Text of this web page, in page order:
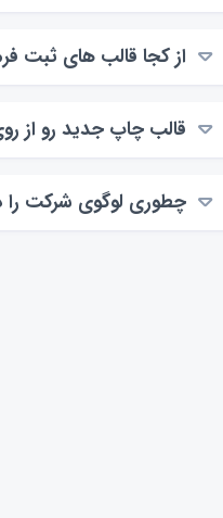
از کجا قالب های ثبت
قالب چاپ جدید رو از
چطوری لوگوی شرکت را